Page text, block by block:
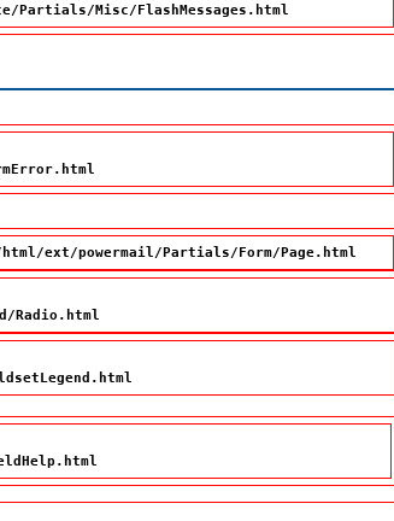
Partials/Misc/FlashMessages.html
ext/powermail/Partials/Form/Page.html
Radio.html